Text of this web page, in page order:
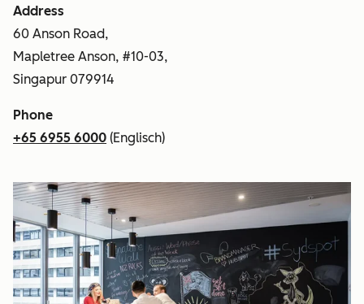
Address
60 Anson Road,
Mapletree Anson, #10-03,
Singapur 079914
Phone
+65 6955 6000 (Englisch)